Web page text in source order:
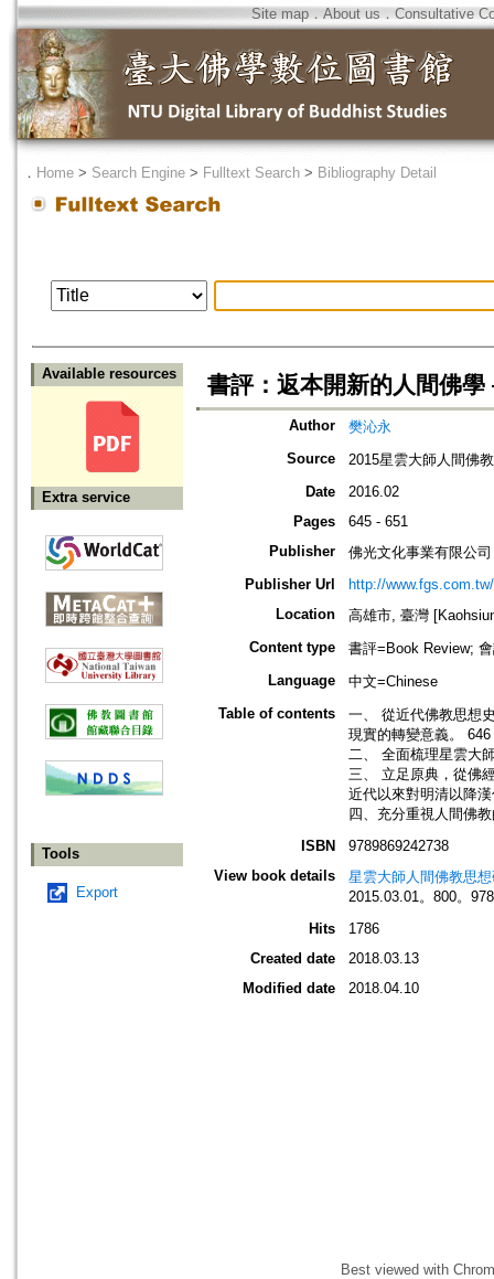
Site map．About us ． Consultative
． Home > Search Engine > Fulltext Search > Bibliography Detail
Available resources
Extra service
Tools
Export
書評：返本開新的人間佛
Author
樊沁永
Source
2015星雲大師人間佛
Date
2016.02
Pages
645 - 651
Publisher
佛光文化事業有限公司
Publisher Url
http://
Location
高雄市, 臺灣
Content type
書評=Book Review;
Language
中文=Chinese
Table of contents
一、 從近代佛教思想
現實的轉變意義。 646
二、 全面梳理星雲大
三、 立足原典，從佛
近代以來對明清以降
四、充分重視人間佛
ISBN
9789869242738
View book details
星雲大師人間佛教思
2015.03.01。800。
Hits
1786
Created date
2018.03.13
Modified date
2018.04.10
Best viewed with